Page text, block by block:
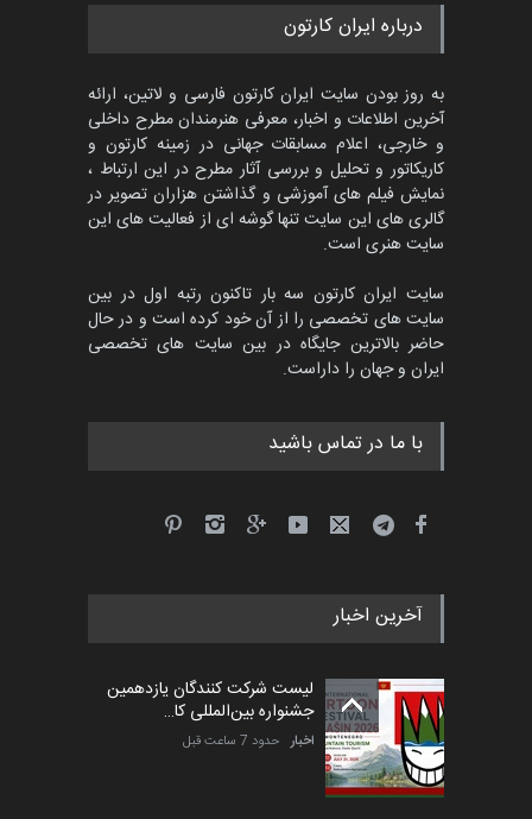
مسابقه بین‌المللی کارتون آیدین
دوغان، ترکیه،…
مسابقۀ بین‌المللی کارتون و
کاریکاتور «البغلی…
مهلت 3 ماه دیگر
پنجمین مسابقۀ بین‌المللی
کارتون CARTUNION ، …
مهلت
مهلت
پنجمین مسابقۀ بین‌المللی
مهلت 5 ماه دیگر
درباره ایران کارتون
به روز بودن سایت ایران کارتون فارسی و لاتین، ارائه
آخرین اطلاعات و اخبار، معرفی هنرمندان مطرح داخلی
و خارجی، اعلام مسابقات جهانی در زمینه کارتون و
کاریکاتور و تحلیل و بررسی آثار مطرح در این ارتباط ،
نمایش فیلم های آموزشی و گذاشتن هزاران تصویر در
گالری های این سایت تنها گوشه ای از فعالیت های این
سایت هنری است.
سایت ایران کارتون سه بار تاکنون رتبه اول در بین
سایت های تخصصی را از آن خود کرده است و در حال
حاضر بالاترین جایگاه در بین سایت های تخصصی
ایران و جهان را داراست.
با ما در تماس باشید
آخرین اخبار
لیست شرکت کنندگان یازدهمین
جشنواره بین‌المللی کا…
اخبار حدود 7 ساعت قبل